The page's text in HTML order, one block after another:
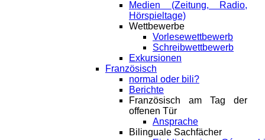
Medien (Zeitung, Radio,
Hörspieltage)
Wettbewerbe
Vorlesewettbewerb
Schreibwettbewerb
Exkursionen
Französisch
normal oder bili?
Berichte
Französisch am Tag der
offenen Tür
Ansprache
Bilinguale Sachfächer